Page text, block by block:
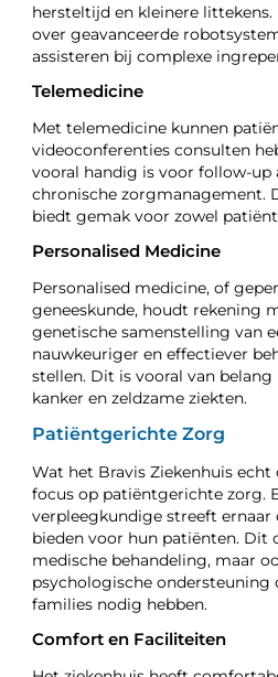
hersteltijd en kleinere littekens.
over geavanceerde
assisteren bij complexe
Telemedicine
Met telemedicine kunnen
videoconferenties consulten
vooral handig is voor follow-up
chronische zorgmanagement.
biedt gemak voor zowel
Personalised Medicine
Personalised medicine, of
geneeskunde, houdt rekening
genetische samenstelling van
nauwkeuriger en effectiever
stellen. Dit is vooral van
kanker en zeldzame ziekten.
Patiëntgerichte Zorg
Wat het Bravis Ziekenhuis echt
focus op patiëntgerichte zorg.
verpleegkundige streeft
bieden voor hun patiënten. Dit
medische behandeling, maar
psychologische ondersteuning
families nodig hebben.
Comfort en Faciliteiten